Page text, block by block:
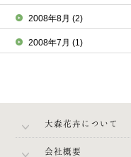
2008年8月(2)
2008年7月(1)
大森花卉について
会社概要